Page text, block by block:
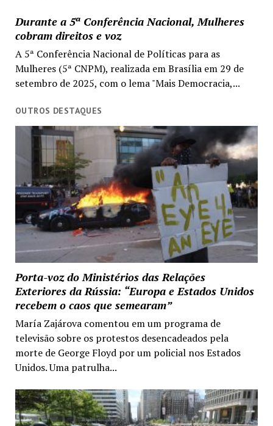
Durante a 5ª Conferência Nacional, Mulheres
cobram direitos e voz
A 5ª Conferência Nacional de Políticas para as
Mulheres (5ª CNPM), realizada em Brasília em 29 de
setembro de 2025, com o lema "Mais Democracia,...
OUTROS DESTAQUES
Porta-voz do Ministérios das Relações
Exteriores da Rússia: “Europa e Estados Unidos
recebem o caos que semearam”
María Zajárova comentou em um programa de
televisão sobre os protestos desencadeados pela
morte de George Floyd por um policial nos Estados
Unidos. Uma patrulha...